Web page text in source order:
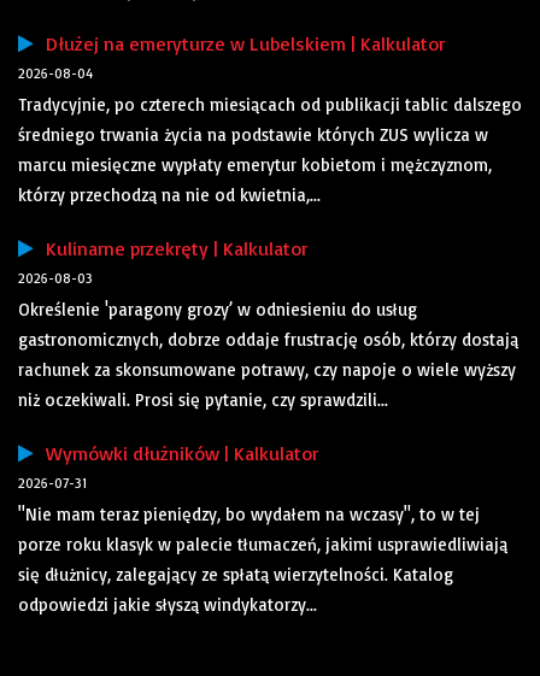
Dłużej na emeryturze w Lubelskiem | Kalkulator
2026-08-04
Tradycyjnie, po czterech miesiącach od publikacji tablic dalszego
średniego trwania życia na podstawie których ZUS wylicza w
marcu miesięczne wypłaty emerytur kobietom i mężczyznom,
którzy przechodzą na nie od kwietnia,...
Kulinarne przekręty | Kalkulator
2026-08-03
Określenie 'paragony grozy’ w odniesieniu do usług
gastronomicznych, dobrze oddaje frustrację osób, którzy dostają
rachunek za skonsumowane potrawy, czy napoje o wiele wyższy
niż oczekiwali. Prosi się pytanie, czy sprawdzili...
Wymówki dłużników | Kalkulator
2026-07-31
"Nie mam teraz pieniędzy, bo wydałem na wczasy", to w tej
porze roku klasyk w palecie tłumaczeń, jakimi usprawiedliwiają
się dłużnicy, zalegający ze spłatą wierzytelności. Katalog
odpowiedzi jakie słyszą windykatorzy...